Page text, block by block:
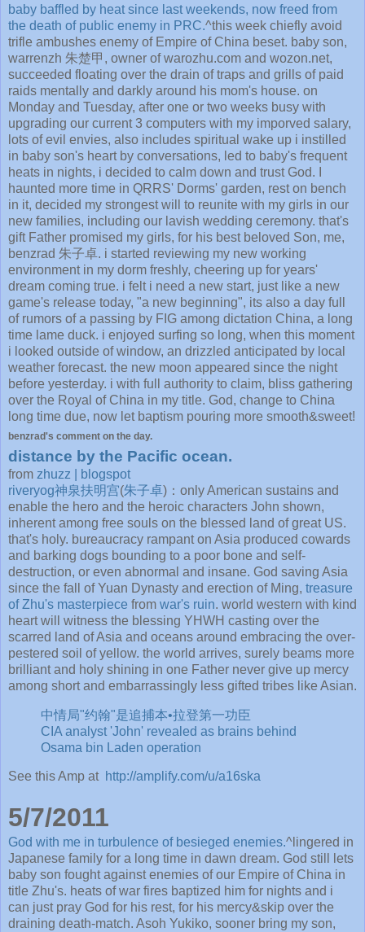
baby baffled by heat since last weekends, now freed from
the death of public enemy in PRC.^this week chiefly avoid
trifle ambushes enemy of Empire of China beset. baby son,
warrenzh 朱楚甲, owner of warozhu.com and wozon.net,
succeeded floating over the drain of traps and grills of paid
raids mentally and darkly around his mom's house. on
Monday and Tuesday, after one or two weeks busy with
upgrading our current 3 computers with my imporved salary,
lots of evil envies, also includes spiritual wake up i instilled
in baby son's heart by conversations, led to baby's frequent
heats in nights, i decided to calm down and trust God. I
haunted more time in QRRS' Dorms' garden, rest on bench
in it, decided my strongest will to reunite with my girls in our
new families, including our lavish wedding ceremony. that's
gift Father promised my girls, for his best beloved Son, me,
benzrad 朱子卓. i started reviewing my new working
environment in my dorm freshly, cheering up for years'
dream coming true. i felt i need a new start, just like a new
game's release today, "a new beginning", its also a day full
of rumors of a passing by FIG among dictation China, a long
time lame duck. i enjoyed surfing so long, when this moment
i looked outside of window, an drizzled anticipated by local
weather forecast. the new moon appeared since the night
before yesterday. i with full authority to claim, bliss gathering
over the Royal of China in my title. God, change to China
long time due, now let baptism pouring more smooth&sweet!
benzrad's comment on the day.
distance by the Pacific ocean.
from zhuzz | blogspot
riveryog神泉扶明宫(朱子卓)：only American sustains and
enable the hero and the heroic characters John shown,
inherent among free souls on the blessed land of great US.
that's holy. bureaucracy rampant on Asia produced cowards
and barking dogs bounding to a poor bone and self-
destruction, or even abnormal and insane. God saving Asia
since the fall of Yuan Dynasty and erection of Ming, treasure
of Zhu's masterpiece from war's ruin. world western with kind
heart will witness the blessing YHWH casting over the
scarred land of Asia and oceans around embracing the over-
pestered soil of yellow. the world arrives, surely beams more
brilliant and holy shining in one Father never give up mercy
among short and embarrassingly less gifted tribes like Asian.
中情局"约翰"是追捕本•拉登第一功臣
CIA analyst 'John' revealed as brains behind
Osama bin Laden operation
See this Amp at http://amplify.com/u/a16ska
5/7/2011
God with me in turbulence of besieged enemies.^lingered in
Japanese family for a long time in dawn dream. God still lets
baby son fought against enemies of our Empire of China in
title Zhu's. heats of war fires baptized him for nights and i
can just pray God for his rest, for his mercy&skip over the
draining death-match. Asoh Yukiko, sooner bring my son,